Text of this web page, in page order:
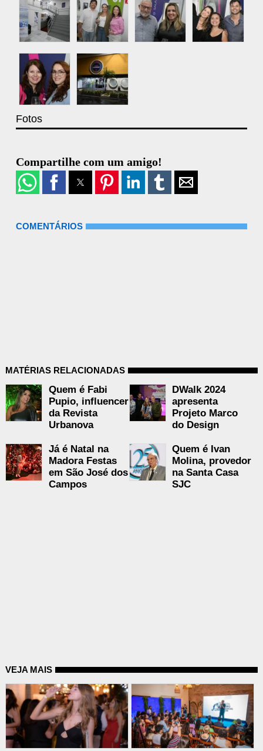
Fotos
Compartilhe com um amigo!
COMENTÁRIOS
MATÉRIAS RELACIONADAS
Quem é Fabi
Pupio, influencer
da Revista
Urbanova
DWalk 2024
apresenta
Projeto Marco
do Design
Já é Natal na
Madora Festas
em São José dos
Campos
Quem é Ivan
Molina, provedor
na Santa Casa
SJC
VEJA MAIS